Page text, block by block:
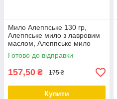
Мило Алеппське 130 гр,
Алеппське мило з лавровим
маслом, Алеппське мило
ручної роботи ТМ Cocos
Готово до відправки
157,50 ₴ 175 ₴
Купити